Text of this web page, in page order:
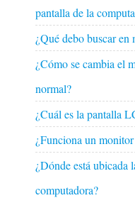
pantalla de la
¿Qué debo buscar en
¿Cómo se cambia el
normal?
¿Cuál es la pantalla
¿Funciona un
¿Dónde está ubicada
computadora?